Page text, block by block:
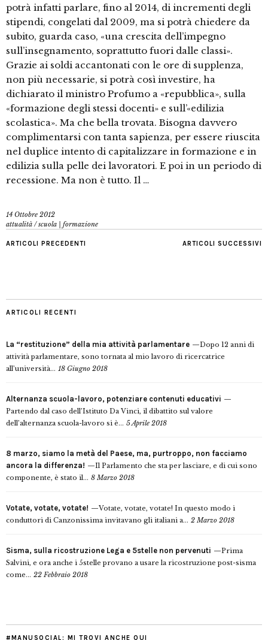
potrà infatti parlare, fino al 2014, di incrementi degli
stipendi, congelati dal 2009, ma si potrà chiedere da
subito, guarda caso, «una crescita dell’impegno
sull’insegnamento, soprattutto fuori dalle classi».
Grazie ai soldi accantonati con le ore di supplenza,
non più necessarie, si potrà così investire, ha
dichiarato il ministro Profumo a «repubblica», sulla
«formazione degli stessi docenti» e sull’«edilizia
scolastica». Ma che bella trovata. Bisogna davvero
complimentarsi con tanta sapienza, per essere riuscita
nel duplice intento di capitalizzare in formazione e in
edilizia sulla pelle dei lavoratori. E poi in un periodo di
recessione. Ma non è tutto. Il …
14 Ottobre 2012
attualità /scuola | formazione
ARTICOLI PRECEDENTI ARTICOLI SUCCESSIVI
ARTICOLI RECENTI
La “restituzione” della mia attività parlamentare
Dopo 12 anni di
attività parlamentare, sono tornata al mio lavoro di ricercatrice
all’università... 18 Giugno 2018
Alternanza scuola-lavoro, potenziare contenuti educativi
Partendo dal caso dell’Istituto Da Vinci, il dibattito sul valore
dell’alternanza scuola-lavoro si è... 5 Aprile 2018
8 marzo, siamo la metà del Paese, ma, purtroppo, non facciamo
ancora la differenza!
Il Parlamento che sta per lasciare, e di cui sono
componente, è stato il... 8 Marzo 2018
Votate, votate, votate!
Votate, votate, votate! In questo modo i
conduttori di Canzonissima invitavano gli italiani a... 2 Marzo 2018
Sisma, sulla ricostruzione Lega e 5stelle non pervenuti
Prima
Salvini, e ora anche i 5stelle provano a usare la ricostruzione post-sisma
come... 22 Febbraio 2018
#MANUSOCIAL: MI TROVI ANCHE QUI